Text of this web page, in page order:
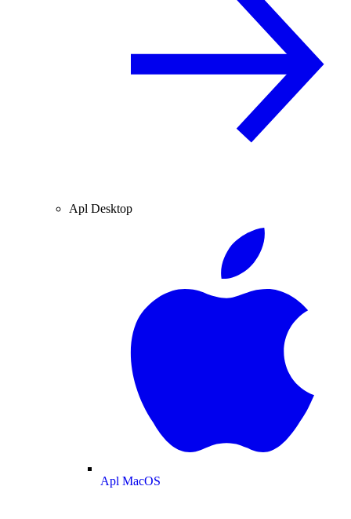
Apl Desktop
Apl MacOS